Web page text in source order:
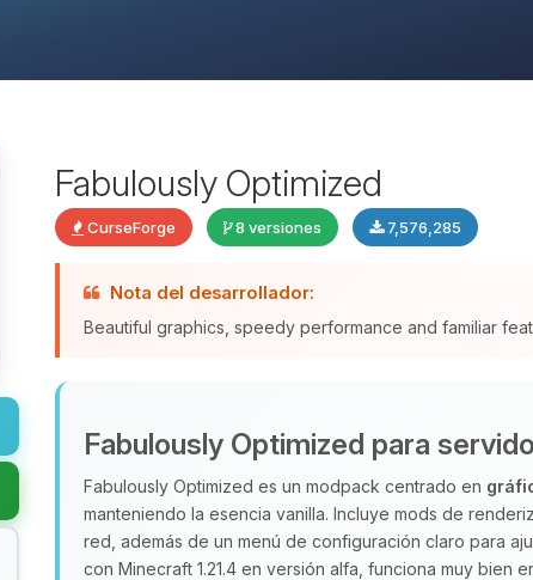
Fabulously Optimized
CurseForge 8 versiones 7,576,285
Nota del desarrollador:
Beautiful graphics, speedy performance and familiar
Fabulously Optimized para
Fabulously Optimized es un modpack centrado en
manteniendo la esencia vanilla. Incluye mods de
red, además de un menú de configuración claro para
con Minecraft 1.21.4 en versión alfa, funciona muy bien